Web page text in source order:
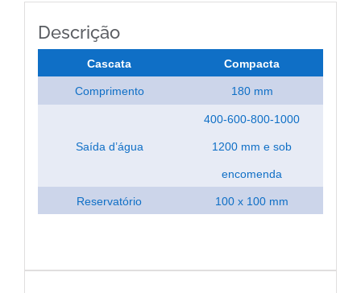
Descrição
Cascata Compacta
Comprimento 180 mm
Saída d’água
400-600-800-1000
1200 mm e sob
encomenda
Reservatório 100 x 100 mm